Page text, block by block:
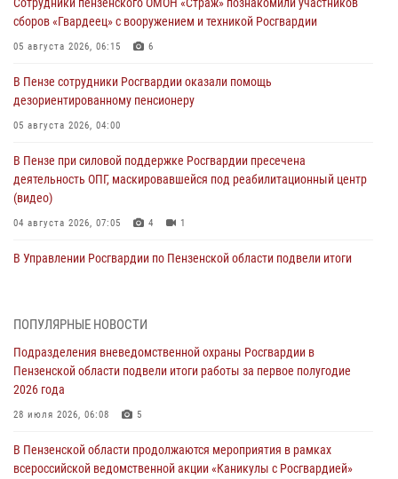
сборов «Гвардеец» с вооружением и техникой Росгвардии
05 августа 2026, 06:15 6
В Пензе сотрудники Росгвардии оказали помощь
дезориентированному пенсионеру
05 августа 2026, 04:00
В Пензе при силовой поддержке Росгвардии пресечена
деятельность ОПГ, маскировавшейся под реабилитационный центр
(видео)
04 августа 2026, 07:05 4 1
В Управлении Росгвардии по Пензенской области подвели итоги
День ВДВ в Пензе
В Пензе сотрудники Росгвардии задержали мужчину, который
дома
ПОПУЛЯРНЫЕ НОВОСТИ
Подразделения вневедомственной охраны Росгвардии в
Пензенской области подвели итоги работы за первое полугодие
2026 года
28 июля 2026, 06:08 5
В Пензенской области продолжаются мероприятия в рамках
всероссийской ведомственной акции «Каникулы с Росгвардией»